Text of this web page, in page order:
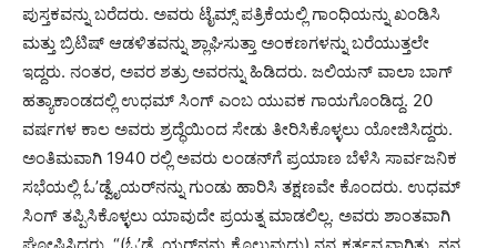
ಪುಸ್ತಕವನ್ನು ಬರೆದರು. ಅವರು ಟೈಮ್ಸ್ ಪತ್ರಿಕೆಯಲ್ಲಿ ಗಾಂಧಿಯನ್ನು ಖಂಡಿಸಿ
ಮತ್ತು ಬ್ರಿಟಿಷ್ ಆಡಳಿತವನ್ನು ಶ್ಲಾಘಿಸುತ್ತಾ ಅಂಕಣಗಳನ್ನು ಬರೆಯುತ್ತಲೇ
ಇದ್ದರು. ನಂತರ, ಅವರ ಶತ್ರು ಅವರನ್ನು ಹಿಡಿದರು. ಜಲಿಯನ್ ವಾಲಾ ಬಾಗ್
ಹತ್ಯಾಕಾಂಡದಲ್ಲಿ ಉಧಮ್ ಸಿಂಗ್ ಎಂಬ ಯುವಕ ಗಾಯಗೊಂಡಿದ್ದ. 20
ವರ್ಷಗಳ ಕಾಲ ಅವರು ಶ್ರದ್ಧೆಯಿಂದ ಸೇಡು ತೀರಿಸಿಕೊಳ್ಳಲು ಯೋಜಿಸಿದ್ದರು.
ಅಂತಿಮವಾಗಿ 1940 ರಲ್ಲಿ ಅವರು ಲಂಡನ್‌ಗೆ ಪ್ರಯಾಣ ಬೆಳೆಸಿ ಸಾರ್ವಜನಿಕ
ಸಭೆಯಲ್ಲಿ ಓ’ಡ್ವೈಯರ್‌ನನ್ನು ಗುಂಡು ಹಾರಿಸಿ ತಕ್ಷಣವೇ ಕೊಂದರು. ಉಧಮ್
ಸಿಂಗ್ ತಪ್ಪಿಸಿಕೊಳ್ಳಲು ಯಾವುದೇ ಪ್ರಯತ್ನ ಮಾಡಲಿಲ್ಲ. ಅವರು ಶಾಂತವಾಗಿ